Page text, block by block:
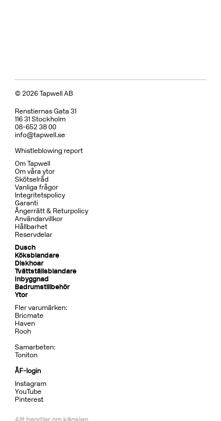
© 2026 Tapwell AB
Renstiernas Gata 31
116 31 Stockholm
08-652 38 00
info@tapwell.se
Whistleblowing report
Om Tapwell
Om våra ytor
Skötselråd
Vanliga frågor
Integritetspolicy
Garanti
Ångerrätt & Returpolicy
Användarvillkor
Hållbarhet
Reservdelar
Dusch
Köksblandare
Diskhoar
Tvättställsblandare
Inbyggnad
Badrumstillbehör
Ytor
Fler varumärken:
Bricmate
Haven
Rooh
Samarbeten:
Toniton
ÅF-login
Instagram
YouTube
Pinterest